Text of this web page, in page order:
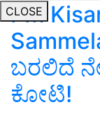
CLOSE
PM
ಬರಲಿದೆ
ಕೋಟಿ!